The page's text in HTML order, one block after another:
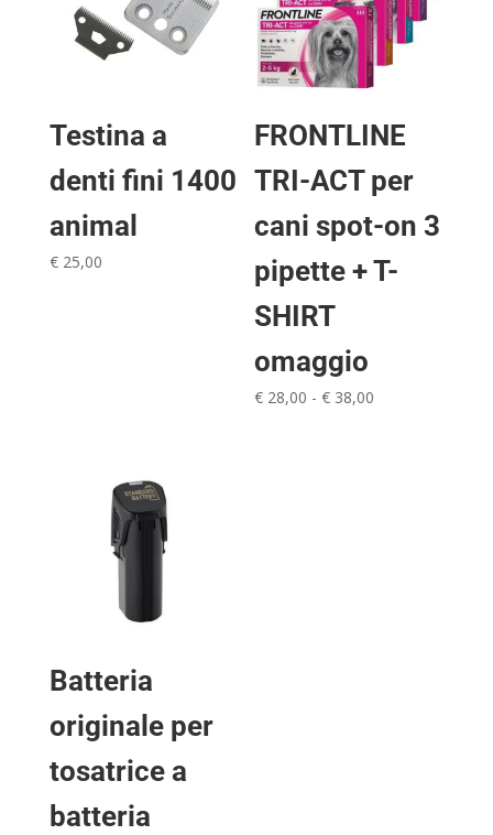
Testina a
denti fini 1400
animal
€25,00
FRONTLINE
TRI-ACT per
cani spot-on 3
pipette + T-
SHIRT
omaggio
€ 28,00 - € 38,00
Batteria
originale per
tosatrice a
batteria